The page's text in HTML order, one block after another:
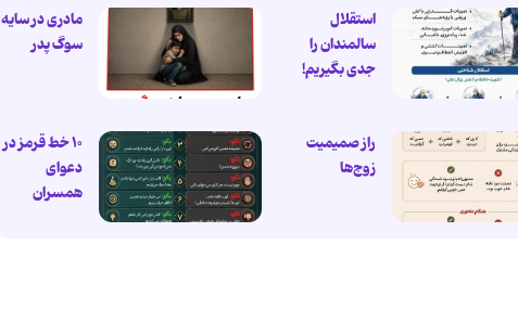
استقلال
سالمندان را
جدی بگیریم!
مادری در سایه
سوگ پدر
راز صمیمیت
زوج‌ها
۱۰ خط قرمز در
دعوای
همسران